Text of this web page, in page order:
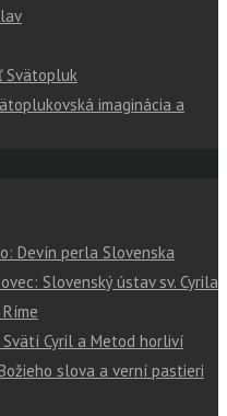
Svätopluk
imaginácia a
Devín perla Slovenska
Slovenský ústav sv. Cyrila
Svätí Cyril a Metod horliví
slova a verní pastieri